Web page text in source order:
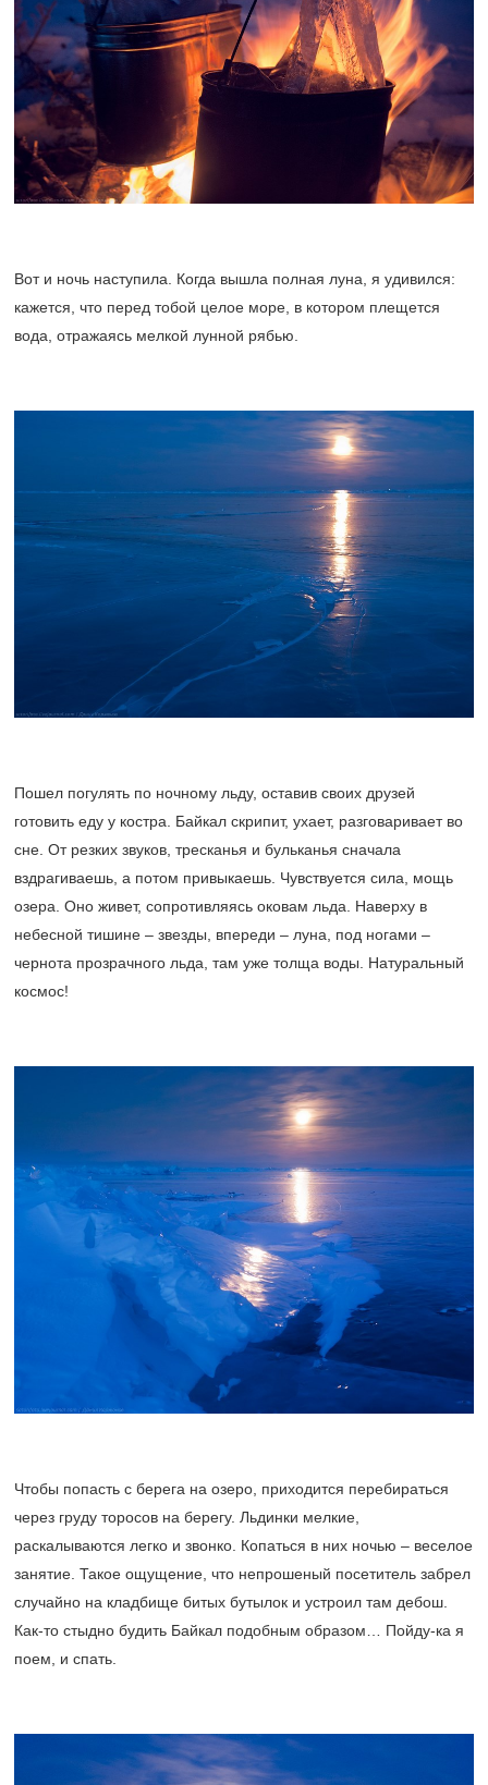
Вот и ночь наступила. Когда вышла полная луна, я удивился:
кажется, что перед тобой целое море, в котором плещется
вода, отражаясь мелкой лунной рябью.
Пошел погулять по ночному льду, оставив своих друзей
готовить еду у костра. Байкал скрипит, ухает, разговаривает во
сне. От резких звуков, тресканья и бульканья сначала
вздрагиваешь, а потом привыкаешь. Чувствуется сила, мощь
озера. Оно живет, сопротивляясь оковам льда. Наверху в
небесной тишине – звезды, впереди – луна, под ногами –
чернота прозрачного льда, там уже толща воды. Натуральный
космос!
Чтобы попасть с берега на озеро, приходится перебираться
через груду торосов на берегу. Льдинки мелкие,
раскалываются легко и звонко. Копаться в них ночью – веселое
занятие. Такое ощущение, что непрошеный посетитель забрел
случайно на кладбище битых бутылок и устроил там дебош.
Как-то стыдно будить Байкал подобным образом… Пойду-ка я
поем, и спать.